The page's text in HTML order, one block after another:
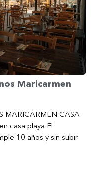
Maricarmen
MARICARMEN CASA
casa playa El
10 años y sin subir